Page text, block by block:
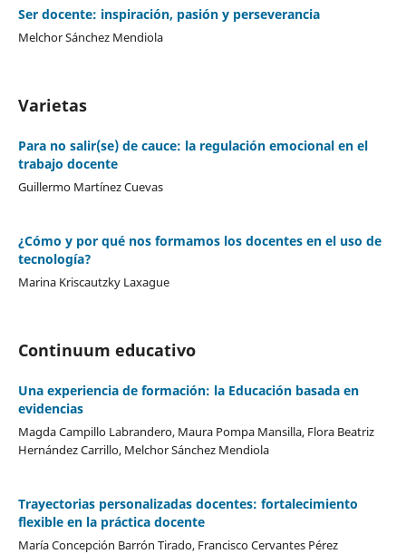
Ser docente: inspiración, pasión y perseverancia
Melchor Sánchez Mendiola
Varietas
Para no salir(se) de cauce: la regulación emocional en el
trabajo docente
Guillermo Martínez Cuevas
¿Cómo y por qué nos formamos los docentes en el uso de
tecnología?
Marina Kriscautzky Laxague
Continuum educativo
Una experiencia de formación: la Educación basada en
evidencias
Magda Campillo Labrandero, Maura Pompa Mansilla, Flora Beatriz
Hernández Carrillo, Melchor Sánchez Mendiola
Trayectorias personalizadas docentes: fortalecimiento
flexible en la práctica docente
María Concepción Barrón Tirado, Francisco Cervantes Pérez